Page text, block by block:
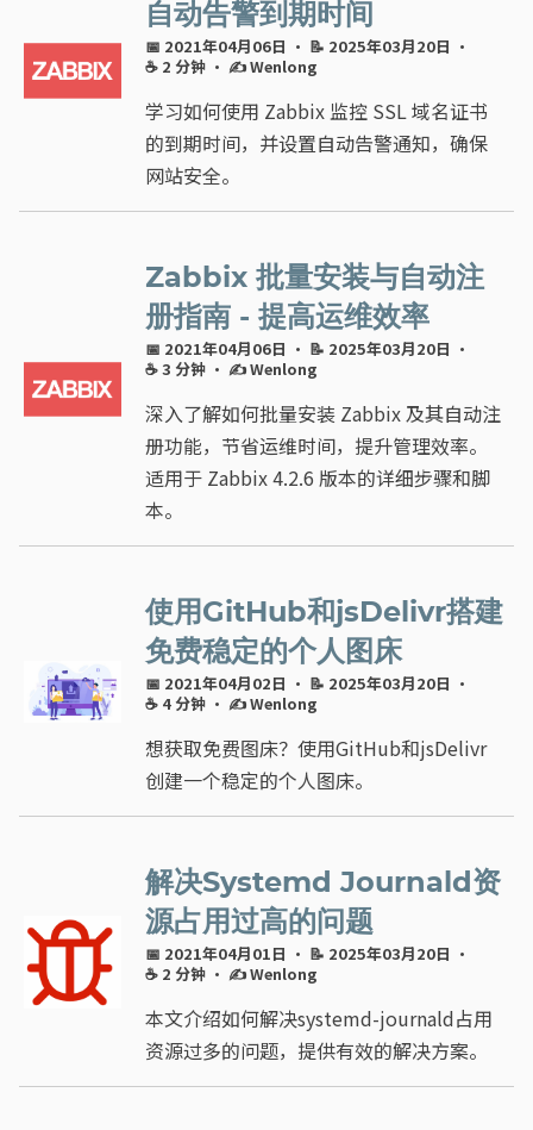
自动告警到期时间
📅 2021年04月06日 · 📝 2025年03月20日 ·
☕ 2 分钟 · ✍ Wenlong
学习如何使用 Zabbix 监控 SSL 域名证书
的到期时间，并设置自动告警通知，确保
网站安全。
Zabbix 批量安装与自动注
册指南 - 提高运维效率
📅 2021年04月06日 · 📝 2025年03月20日 ·
☕ 3 分钟 · ✍ Wenlong
深入了解如何批量安装 Zabbix 及其自动注
册功能，节省运维时间，提升管理效率。
适用于 Zabbix 4.2.6 版本的详细步骤和脚
本。
使用GitHub和jsDelivr搭建
免费稳定的个人图床
📅 2021年04月02日 · 📝 2025年03月20日 ·
☕ 4 分钟 · ✍ Wenlong
想获取免费图床？使用GitHub和jsDelivr
创建一个稳定的个人图床。
解决Systemd Journald资
源占用过高的问题
📅 2021年04月01日 · 📝 2025年03月20日 ·
☕ 2 分钟 · ✍ Wenlong
本文介绍如何解决systemd-journald占用
资源过多的问题，提供有效的解决方案。